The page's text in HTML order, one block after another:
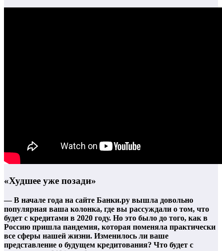
«Худшее уже позади»
— В начале года на сайте Банки.ру вышла довольно
популярная ваша колонка, где вы рассуждали о том, что
будет с кредитами в 2020 году. Но это было до того, как в
Россию пришла пандемия, которая поменяла практически
все сферы нашей жизни. Изменилось ли ваше
представление о будущем кредитования? Что будет с